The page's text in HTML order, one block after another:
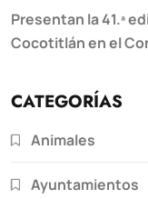
Presentan la 41.ª
Cocotitlán en el
CATEGORÍAS
Animales
Ayuntamientos